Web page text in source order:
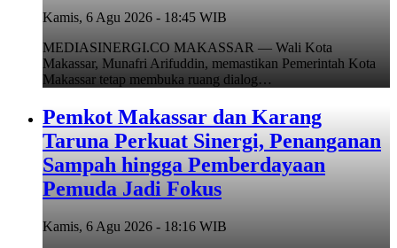
Kamis, 6 Agu 2026 - 18:45 WIB
MEDIASINERGI.CO MAKASSAR — Wali Kota
Makassar, Munafri Arifuddin, memastikan Pemerintah Kota
Makassar tetap membuka ruang dialog…
Pemkot Makassar dan Karang
Taruna Perkuat Sinergi, Penanganan
Sampah hingga Pemberdayaan
Pemuda Jadi Fokus
Kamis, 6 Agu 2026 - 18:16 WIB